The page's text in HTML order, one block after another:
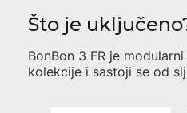
Što je
BonBon 3 FR je
kolekcije i sastoji se od